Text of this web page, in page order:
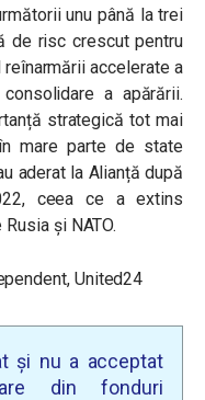
unu până la trei
de risc crescut pentru
accelerate a
a apărării.
strategică tot mai
mare parte de state
aderat la Alianță după
ceea ce a extins
și NATO.
United24
și nu a acceptat
din fonduri